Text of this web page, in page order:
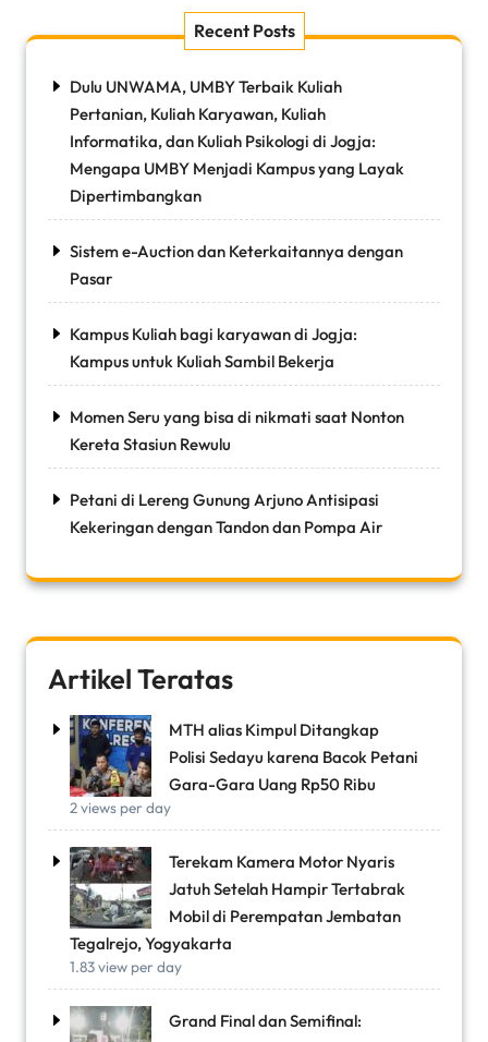
Recent Posts
Dulu UNWAMA, UMBY Terbaik Kuliah
Pertanian, Kuliah Karyawan, Kuliah
Informatika, dan Kuliah Psikologi di Jogja:
Mengapa UMBY Menjadi Kampus yang Layak
Dipertimbangkan
Sistem e-Auction dan Keterkaitannya dengan
Pasar
Kampus Kuliah bagi karyawan di Jogja:
Kampus untuk Kuliah Sambil Bekerja
Momen Seru yang bisa di nikmati saat Nonton
Kereta Stasiun Rewulu
Petani di Lereng Gunung Arjuno Antisipasi
Kekeringan dengan Tandon dan Pompa Air
Artikel Teratas
MTH alias Kimpul Ditangkap
Polisi Sedayu karena Bacok Petani
Gara-Gara Uang Rp50 Ribu
2 views per day
Terekam Kamera Motor Nyaris
Jatuh Setelah Hampir Tertabrak
Mobil di Perempatan Jembatan
Tegalrejo, Yogyakarta
1.83 view per day
Grand Final dan Semifinal: